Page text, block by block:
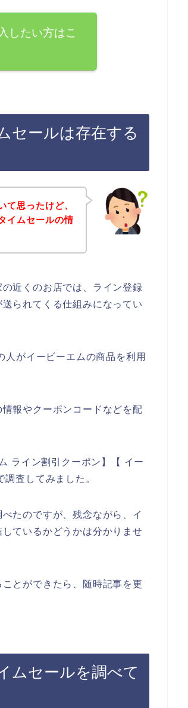
したい方はこ
セールは存在する
て思ったけど、
イムセールの情
近くのお店では、ライン登録
られてくる仕組みになってい
がイービーエムの商品を利用
報やクーポンコードなどを配
ライン割引クーポン】【 イー
査してみました。
たのですが、残念ながら、イ
ているかどうかは分かりませ
とができたら、随時記事を更
ムセールを調べて